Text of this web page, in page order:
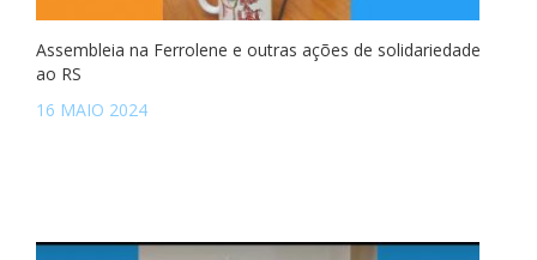
Assembleia na Ferrolene e outras ações de solidariedade
ao RS
16 MAIO 2024